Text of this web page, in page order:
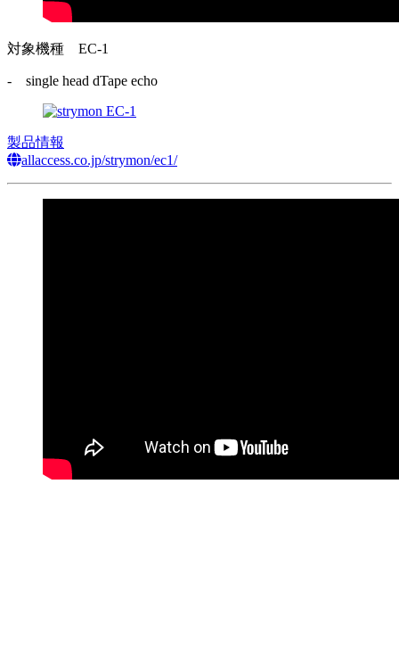
対象機種 EC-1
- single head dTape echo
製品情報
allaccess.co.jp/strymon/ec1/